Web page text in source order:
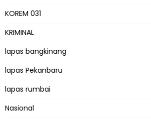
KOREM 031
KRIMINAL
lapas bangkinang
lapas Pekanbaru
lapas rumbai
Nasional